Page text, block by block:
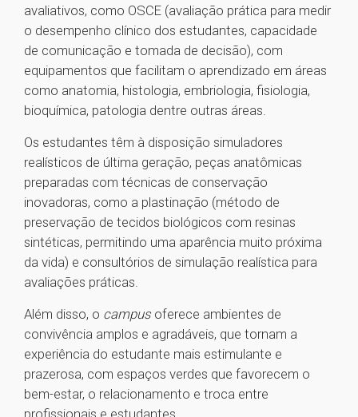
avaliativos, como OSCE (avaliação prática para medir
o desempenho clínico dos estudantes, capacidade
de comunicação e tomada de decisão), com
equipamentos que facilitam o aprendizado em áreas
como anatomia, histologia, embriologia, fisiologia,
bioquímica, patologia dentre outras áreas.
Os estudantes têm à disposição simuladores
realísticos de última geração, peças anatômicas
preparadas com técnicas de conservação
inovadoras, como a plastinação (método de
preservação de tecidos biológicos com resinas
sintéticas, permitindo uma aparência muito próxima
da vida) e consultórios de simulação realística para
avaliações práticas.
Além disso, o campus oferece ambientes de
convivência amplos e agradáveis, que tornam a
experiência do estudante mais estimulante e
prazerosa, com espaços verdes que favorecem o
bem-estar, o relacionamento e troca entre